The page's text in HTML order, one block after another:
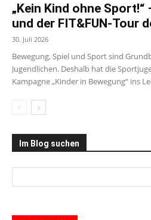
„Kein Kind ohne
und der FIT&FUN-Tour
30. Juli 2026
Bewegung, Spiel und Sport sind
Jugendlichen. Deshalb hat die
Kampagne „Kinder in Bewegung“ ins
Im Blog suchen